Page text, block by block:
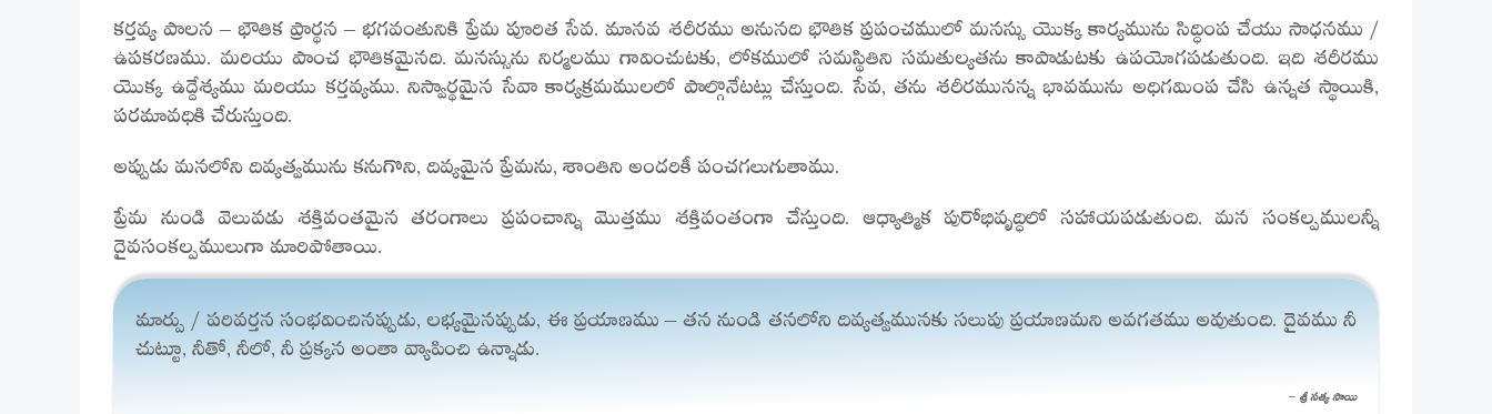
కర్తవ్య పాలన – భౌతిక ప్రార్థన – భగవంతునికి ప్రేమ పూరిత సేవ. మానవ శరీరము అనునది భౌతిక ప్రపంచములో మనస్సు యొక్క కార్యమును సిద్ధింప చేయు సాధనము /
ఉపకరణము. మరియు పాంచ భౌతికమైనది. మనస్సును నిర్మలము గావించుటకు, లోకములో సమస్థితిని సమతుల్యతను కాపాడుటకు ఉపయోగపడుతుంది. ఇది శరీరము
యొక్క ఉద్దేశ్యము మరియు కర్తవ్యము. నిస్వార్థమైన సేవా కార్యక్రమములలో పాల్గొనేటట్లు చేస్తుంది. సేవ, తను శరీరమునన్న భావమును అధిగమింప చేసి ఉన్నత స్థాయికి,
పరమావధికి చేరుస్తుంది.
అప్పుడు మనలోని దివ్యత్వమును కనుగొని, దివ్యమైన ప్రేమను, శాంతిని అందరికీ పంచగలుగుతాము.
ప్రేమ నుండి వెలువడు శక్తివంతమైన తరంగాలు ప్రపంచాన్ని మొత్తము శక్తివంతంగా చేస్తుంది. ఆధ్యాత్మిక పురోభివృద్ధిలో సహాయపడుతుంది. మన సంకల్పములన్నీ
దైవసంకల్పములుగా మారిపోతాయి.
మార్పు / పరివర్తన సంభవించినప్పుడు, లభ్యమైనప్పుడు, ఈ ప్రయాణము – తన నుండి తనలోని దివ్యత్వమునకు సలుపు ప్రయాణమని అవగతము అవుతుంది. దైవము నీ
చుట్టూ, నీతో, నీలో, నీ ప్రక్కన అంతా వ్యాపించి ఉన్నాడు.
– శ్రీ సత్య సాయి